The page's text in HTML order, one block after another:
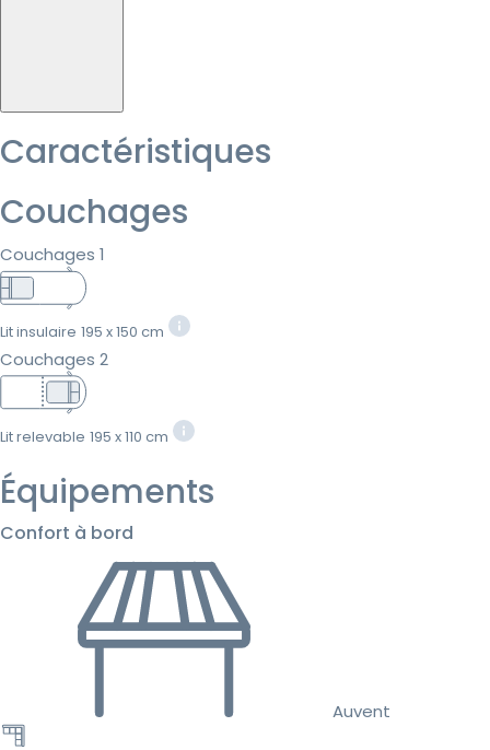
Caractéristiques
Couchages
Couchages 1
Lit insulaire 195 x 150 cm
Couchages 2
Lit relevable 195 x 110 cm
Équipements
Confort à bord
Auvent